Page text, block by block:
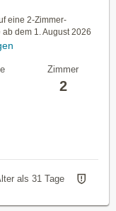
eine 2-Zimmer-
dem 1. August 2026
Zimmer
2
als 31 Tage